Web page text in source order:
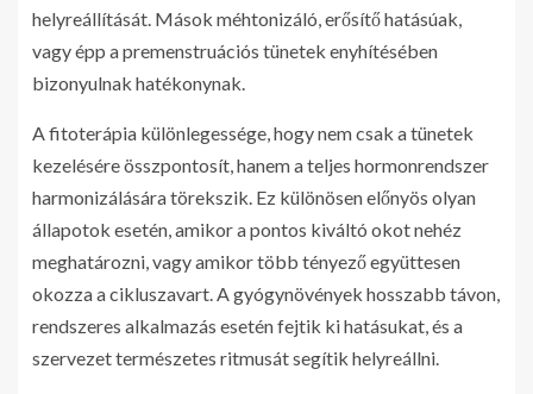
helyreállítását. Mások méhtonizáló, erősítő hatásúak,
vagy épp a premenstruációs tünetek enyhítésében
bizonyulnak hatékonynak.
A fitoterápia különlegessége, hogy nem csak a tünetek
kezelésére összpontosít, hanem a teljes hormonrendszer
harmonizálására törekszik. Ez különösen előnyös olyan
állapotok esetén, amikor a pontos kiváltó okot nehéz
meghatározni, vagy amikor több tényező együttesen
okozza a cikluszavart. A gyógynövények hosszabb távon,
rendszeres alkalmazás esetén fejtik ki hatásukat, és a
szervezet természetes ritmusát segítik helyreállni.